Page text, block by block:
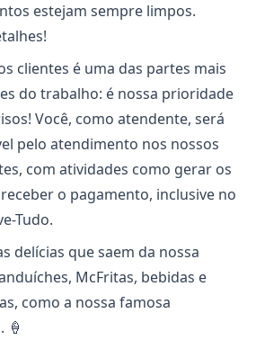
estejam sempre limpos.
clientes é uma das partes mais
do trabalho: é nossa prioridade
Você, como atendente, será
pelo atendimento nos nossos
com atividades como gerar os
o pagamento, inclusive no
Tudo.
delícias que saem da nossa
McFritas, bebidas e
como a nossa famosa
🍦